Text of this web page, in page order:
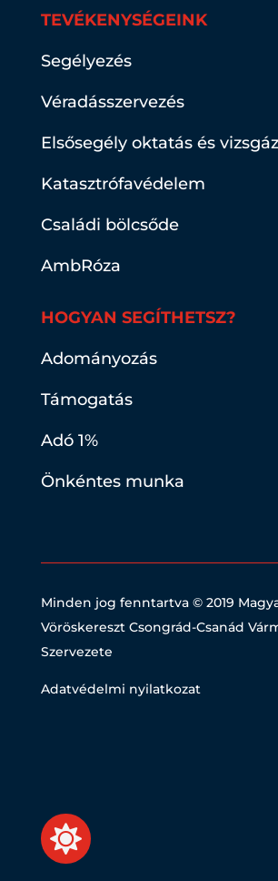
TEVÉKENYSÉGEINK
Segélyezés
Véradásszervezés
Elsősegély oktatás és
Katasztrófavédelem
Családi bölcsőde
AmbRóza
HOGYAN SEGÍTHETSZ?
Adományozás
Támogatás
Adó 1%
Önkéntes munka
Minden jog fenntartva © 2019
Vöröskereszt Csongrád-Csanád
Szervezete
Adatvédelmi nyilatkozat
